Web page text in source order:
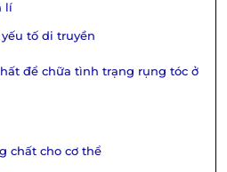
lí
tố di truyền
để chữa tình trạng rụng tóc ở
chất cho cơ thể